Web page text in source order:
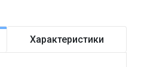
Характеристики